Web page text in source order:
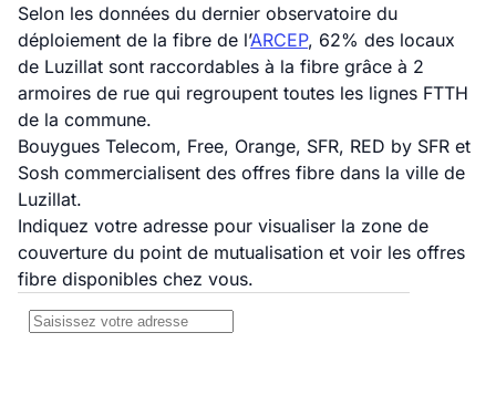
Selon les données du dernier observatoire du
déploiement de la fibre de l’ARCEP, 62% des locaux
de Luzillat sont raccordables à la fibre grâce à 2
armoires de rue qui regroupent toutes les lignes FTTH
de la commune.
Bouygues Telecom, Free, Orange, SFR, RED by SFR et
Sosh commercialisent des offres fibre dans la ville de
Luzillat.
Indiquez votre adresse pour visualiser la zone de
couverture du point de mutualisation et voir les offres
fibre disponibles chez vous.